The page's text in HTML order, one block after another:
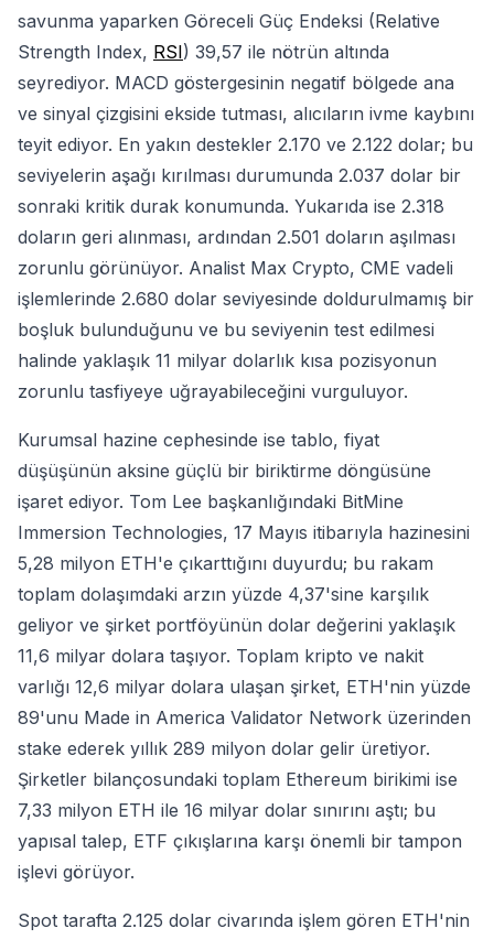
savunma yaparken Göreceli Güç Endeksi (Relative
Strength Index, RSI) 39,57 ile nötrün altında
seyrediyor. MACD göstergesinin negatif bölgede ana
ve sinyal çizgisini ekside tutması, alıcıların ivme kaybını
teyit ediyor. En yakın destekler 2.170 ve 2.122 dolar; bu
seviyelerin aşağı kırılması durumunda 2.037 dolar bir
sonraki kritik durak konumunda. Yukarıda ise 2.318
doların geri alınması, ardından 2.501 doların aşılması
zorunlu görünüyor. Analist Max Crypto, CME vadeli
işlemlerinde 2.680 dolar seviyesinde doldurulmamış bir
boşluk bulunduğunu ve bu seviyenin test edilmesi
halinde yaklaşık 11 milyar dolarlık kısa pozisyonun
zorunlu tasfiyeye uğrayabileceğini vurguluyor.
Kurumsal hazine cephesinde ise tablo, fiyat
düşüşünün aksine güçlü bir biriktirme döngüsüne
işaret ediyor. Tom Lee başkanlığındaki BitMine
Immersion Technologies, 17 Mayıs itibarıyla hazinesini
5,28 milyon ETH'e çıkarttığını duyurdu; bu rakam
toplam dolaşımdaki arzın yüzde 4,37'sine karşılık
geliyor ve şirket portföyünün dolar değerini yaklaşık
11,6 milyar dolara taşıyor. Toplam kripto ve nakit
varlığı 12,6 milyar dolara ulaşan şirket, ETH'nin yüzde
89'unu Made in America Validator Network üzerinden
stake ederek yıllık 289 milyon dolar gelir üretiyor.
Şirketler bilançosundaki toplam Ethereum birikimi ise
7,33 milyon ETH ile 16 milyar dolar sınırını aştı; bu
yapısal talep, ETF çıkışlarına karşı önemli bir tampon
işlevi görüyor.
Spot tarafta 2.125 dolar civarında işlem gören ETH'nin